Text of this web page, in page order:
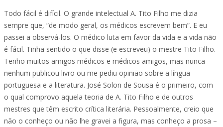
Todo fácil é difícil. O grande intelectual A. Tito Filho me dizia
sempre que, “de modo geral, os médicos escrevem bem”. E eu
passei a observá-los. O médico luta em favor da vida e a vida não
é fácil. Tinha sentido o que disse (e escreveu) o mestre Tito Filho.
Tenho muitos amigos médicos e médicos amigos, mas nunca
nenhum publicou livro ou me pediu opinião sobre a língua
portuguesa e a literatura. José Solon de Sousa é o primeiro, com
o qual comprovo aquela teoria de A. Tito Filho e de outros
mestres que têm escrito crítica literária. Pessoalmente, creio que
não o conheço ou não lhe gravei a figura, mas conheço a prosa –